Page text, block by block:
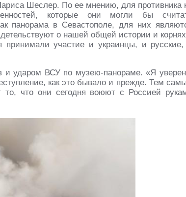
Шеслер. По ее мнению, для противника
которые они могли бы
панорама в Севастополе, для них
о нашей общей истории и
участие и украинцы, и
и ударом ВСУ по музею-панораме. «Я
как это бывало и прежде. Тем
то, что они сегодня воюют с Россией